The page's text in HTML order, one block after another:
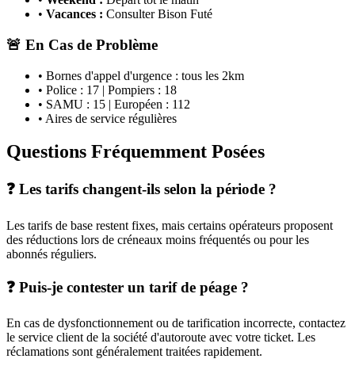
• Vacances : Consulter Bison Futé
🚨 En Cas de Problème
• Bornes d'appel d'urgence : tous les 2km
• Police : 17 | Pompiers : 18
• SAMU : 15 | Européen : 112
• Aires de service régulières
Questions Fréquemment Posées
❓ Les tarifs changent-ils selon la période ?
Les tarifs de base restent fixes, mais certains opérateurs proposent
des réductions lors de créneaux moins fréquentés ou pour les
abonnés réguliers.
❓ Puis-je contester un tarif de péage ?
En cas de dysfonctionnement ou de tarification incorrecte, contactez
le service client de la société d'autoroute avec votre ticket. Les
réclamations sont généralement traitées rapidement.